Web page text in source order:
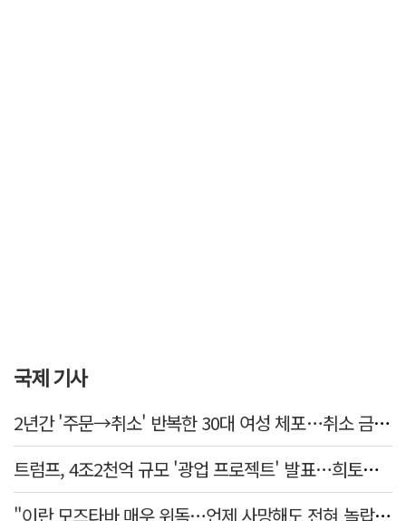
국제 기사
2년간 '주문→취소' 반복한 30대 여성 체포…취소 금액만 400억 원
트럼프, 4조2천억 규모 '광업 프로젝트' 발표…희토류 탈중국 속도
"이란 모즈타바 매우 위독…언제 사망해도 전혀 놀랍지 않아"